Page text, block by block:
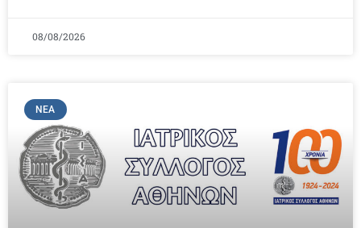
08/08/2026
ΝΈΑ